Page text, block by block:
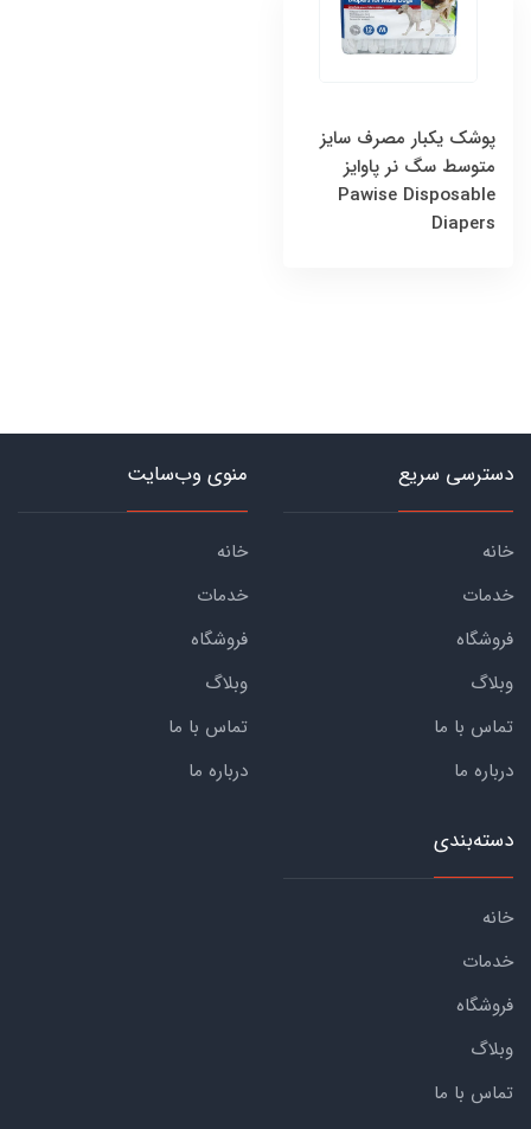
پوشک یکبار مصرف سایز
متوسط سگ‌ نر پاوایز
Pawise Disposable
Diapers
دسترسی سریع
خانه
خدمات
فروشگاه
وبلاگ
تماس با ما
درباره ما
منوی وب‌سایت
خانه
خدمات
فروشگاه
وبلاگ
تماس با ما
درباره ما
دسته‌بندی
خانه
خدمات
فروشگاه
وبلاگ
تماس با ما